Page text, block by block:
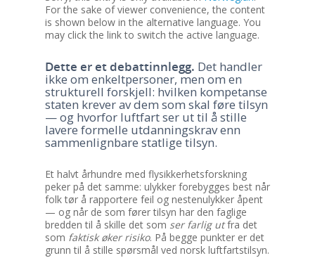
For the sake of viewer convenience, the content
is shown below in the alternative language. You
may click the link to switch the active language.
Dette er et debattinnlegg. Det handler
ikke om enkeltpersoner, men om en
strukturell forskjell: hvilken kompetanse
staten krever av dem som skal føre tilsyn
— og hvorfor luftfart ser ut til å stille
lavere formelle utdanningskrav enn
sammenlignbare statlige tilsyn.
Et halvt århundre med flysikkerhetsforskning
peker på det samme: ulykker forebygges best når
folk tør å rapportere feil og nestenulykker åpent
— og når de som fører tilsyn har den faglige
bredden til å skille det som ser farlig utfra det
som faktisk øker risiko. På begge punkter er det
grunn til å stille spørsmål ved norsk luftfartstilsyn.